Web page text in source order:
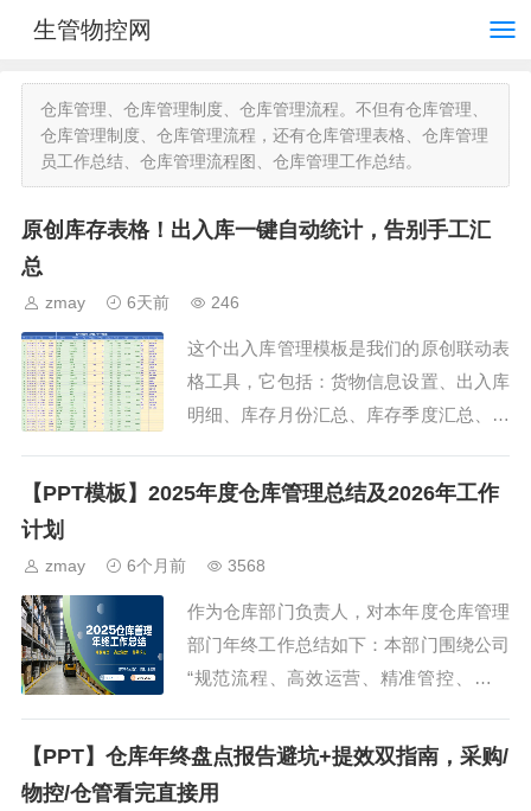
生管物控网
仓库管理、仓库管理制度、仓库管理流程。不但有仓库管理、
仓库管理制度、仓库管理流程，还有仓库管理表格、仓库管理
员工作总结、仓库管理流程图、仓库管理工作总结。
原创库存表格！出入库一键自动统计，告别手工汇
总
zmay 6天前 246
这个出入库管理模板是我们的原创联动表
格工具，它包括：货物信息设置、出入库
明细、库存月份汇总、库存季度汇总、库
录入到月度、季度、年度汇总的全自动联
【PPT模板】2025年度仓库管理总结及2026年工作
计划
zmay 6个月前 3568
作为仓库部门负责人，对本年度仓库管理
部门年终工作总结如下：本部门围绕公司
“规范流程、高效运营、精准管控、安全
成品仓三大主要区域，依托ERP系统实现
了对货物的数字化管...
【PPT】仓库年终盘点报告避坑+提效双指南，采购/
物控/仓管看完直接用